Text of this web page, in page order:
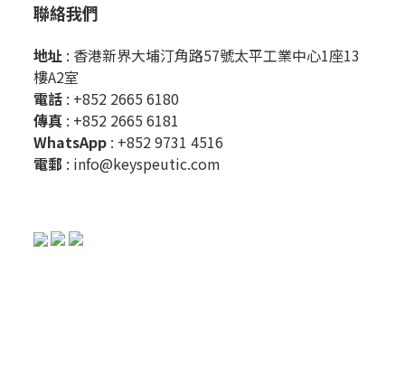
聯絡我們
地址 : 香港新界大埔汀角路57號太平工業中心1座13
樓A2室
電話 : +852 2665 6180
傳真 : +852 2665 6181
WhatsApp : +852 9731 4516
電郵 : info@keyspeutic.com